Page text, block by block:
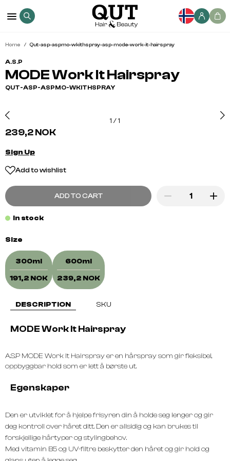
Home Qut-asp-aspmo-wkithspray-asp-mode-work-it-hairspray
A.S.P
MODE Work It Hairspray
QUT-ASP-ASPMO-WKITHSPRAY
1 /1
239,2 NOK
Sign Up
Add to wishlist
ADD TO CART
In stock
Size
300ml
191,2 NOK
600ml
239,2 NOK
DESCRIPTION SKU
MODE Work It Hairspray
A.S.P MODE Work It Hairspray er en hårspray som gir fleksibel,
oppbyggbar hold som er lett å børste ut.
Egenskaper
Den er utviklet for å hjelpe frisyren din å holde seg lenger og gir
deg kontroll over håret ditt. Den er allsidig og kan brukes til
forskjellige hårtyper og stylingbehov.
Med vitamin B5 og UV-filtre beskytter den håret og gir hold og